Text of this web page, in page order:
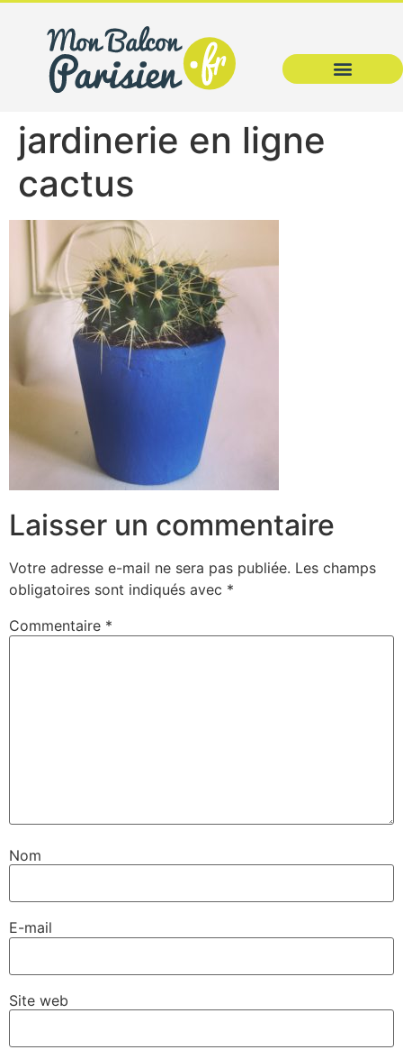
jardinerie en ligne
cactus
Laisser un commentaire
Votre adresse e-mail ne sera pas publiée. Les champs
obligatoires sont indiqués avec *
Commentaire *
Nom
E-mail
Site web